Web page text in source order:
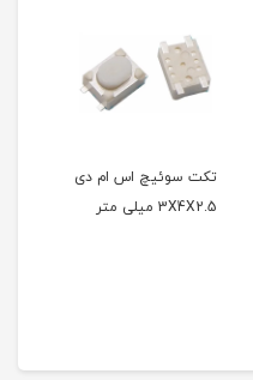
تکت سوئیچ اس ام دی
6X3X5 میلی متر